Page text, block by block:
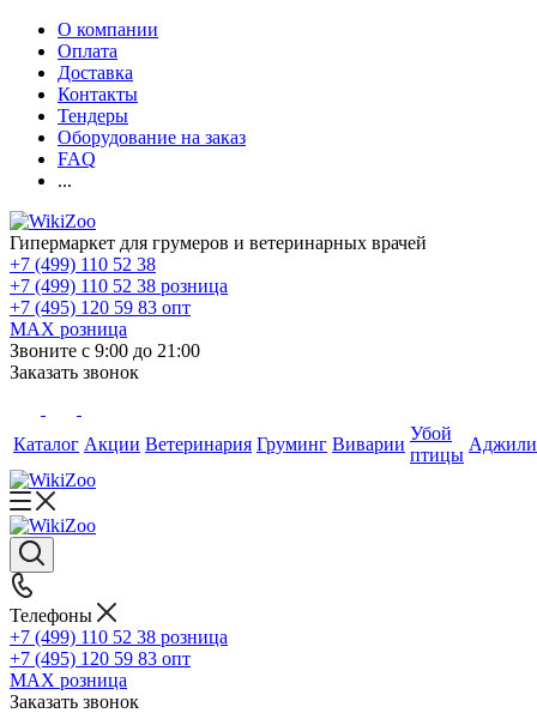
О компании
Оплата
Доставка
Контакты
Тендеры
Оборудование на заказ
FAQ
...
Гипермаркет для грумеров и ветеринарных врачей
+7 (499) 110 52 38
+7 (499) 110 52 38 розница
+7 (495) 120 59 83 опт
MAX розница
Звоните с 9:00 до 21:00
Заказать звонок
Каталог Акции Ветеринария Груминг Виварии
Убой
птицы
Телефоны
+7 (499) 110 52 38 розница
+7 (495) 120 59 83 опт
MAX розница
Заказать звонок